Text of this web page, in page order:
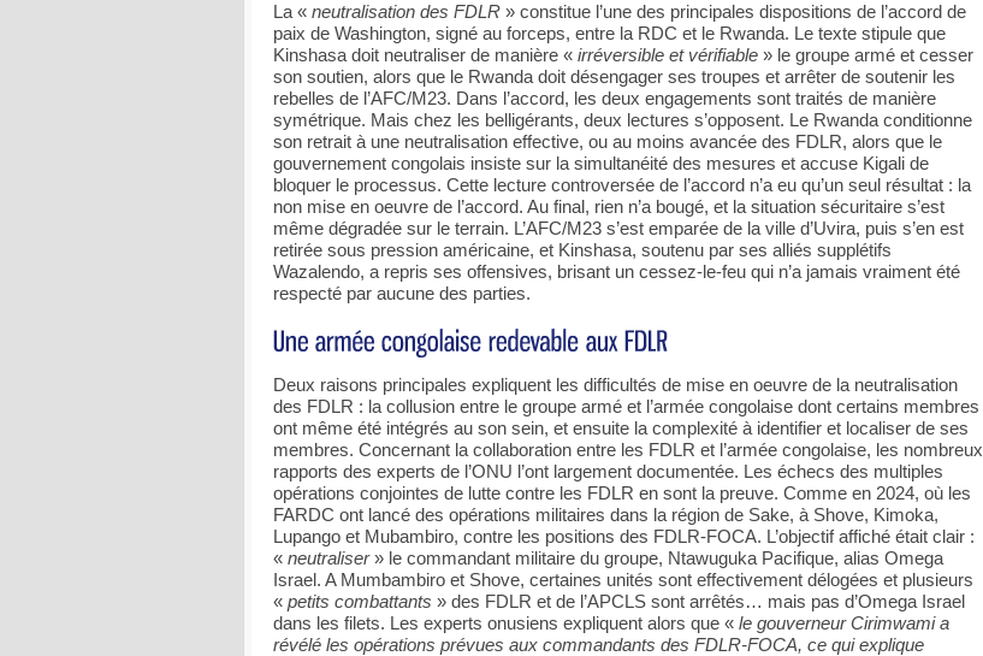
La « neutralisation des FDLR » constitue l’une des principales dispositions de l’accord de
paix de Washington, signé au forceps, entre la RDC et le Rwanda. Le texte stipule que
Kinshasa doit neutraliser de manière « irréversible et vérifiable » le groupe armé et cesser
son soutien, alors que le Rwanda doit désengager ses troupes et arrêter de soutenir les
rebelles de l’AFC/M23. Dans l’accord, les deux engagements sont traités de manière
symétrique. Mais chez les belligérants, deux lectures s’opposent. Le Rwanda conditionne
son retrait à une neutralisation effective, ou au moins avancée des FDLR, alors que le
gouvernement congolais insiste sur la simultanéité des mesures et accuse Kigali de
bloquer le processus. Cette lecture controversée de l’accord n’a eu qu’un seul résultat : la
non mise en oeuvre de l’accord. Au final, rien n’a bougé, et la situation sécuritaire s’est
même dégradée sur le terrain. L’AFC/M23 s’est emparée de la ville d’Uvira, puis s’en est
retirée sous pression américaine, et Kinshasa, soutenu par ses alliés supplétifs
Wazalendo, a repris ses offensives, brisant un cessez-le-feu qui n’a jamais vraiment été
respecté par aucune des parties.
Deux raisons principales expliquent les difficultés de mise en oeuvre de la neutralisation
des FDLR : la collusion entre le groupe armé et l’armée congolaise dont certains membres
ont même été intégrés au son sein, et ensuite la complexité à identifier et localiser de ses
membres. Concernant la collaboration entre les FDLR et l’armée congolaise, les nombreux
rapports des experts de l’ONU l’ont largement documentée. Les échecs des multiples
opérations conjointes de lutte contre les FDLR en sont la preuve. Comme en 2024, où les
FARDC ont lancé des opérations militaires dans la région de Sake, à Shove, Kimoka,
Lupango et Mubambiro, contre les positions des FDLR-FOCA. L’objectif affiché était clair :
« neutraliser» le commandant militaire du groupe, Ntawuguka Pacifique, alias Omega
Israel. A Mumbambiro et Shove, certaines unités sont effectivement délogées et plusieurs
« petits combattants » des FDLR et de l’APCLS sont arrêtés… mais pas d’Omega Israel
dans les filets. Les experts onusiens expliquent alors que « le gouverneur Cirimwami a
révélé les opérations prévues aux commandants des FDLR-FOCA, ce qui explique